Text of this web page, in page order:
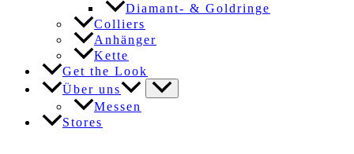
Diamant- & Goldringe
Colliers
Anhänger
Kette
Get the Look
Über uns
Messen
Stores